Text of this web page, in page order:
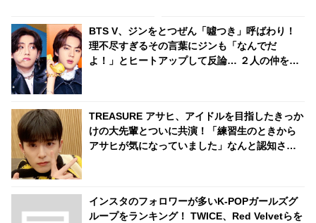
の様子が面白すぎる
BTS V、ジンをとつぜん「噓つき」呼ばわり！
理不尽すぎるその言葉にジンも「なんでだ
よ！」とヒートアップして反論… ２人の仲を引
TREASURE アサヒ、アイドルを目指したきっか
けの大先輩とついに共演！「練習生のときから
アサヒが気になっていました」なんと認知され
インスタのフォロワーが多いK-POPガールズグ
ループをランキング！ TWICE、Red Velvetらを